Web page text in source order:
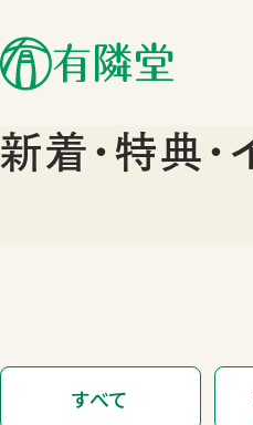
新着･特典･
すべて